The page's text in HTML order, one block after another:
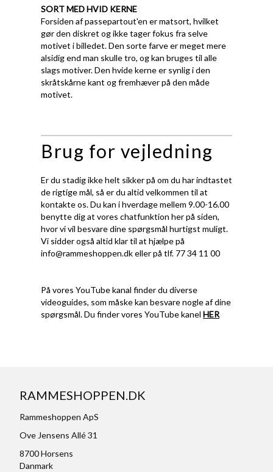
SORT MED HVID KERNE
Forsiden af passepartout'en er matsort, hvilket
gør den diskret og ikke tager fokus fra selve
motivet i billedet. Den sorte farve er meget mere
alsidig end man skulle tro, og kan bruges til alle
slags motiver. Den hvide kerne er synlig i den
skråtskårne kant og fremhæver på den måde
motivet.
Brug for vejledning
Er du stadig ikke helt sikker på om du har indtastet
de rigtige mål, så er du altid velkommen til at
kontakte os. Du kan i hverdage mellem 9.00-16.00
benytte dig at vores chatfunktion her på siden,
hvor vi vil besvare dine spørgsmål hurtigst muligt.
Vi sidder også altid klar til at hjælpe på
info@rammeshoppen.dkeller på tlf. 77 34 11 00
På vores YouTube kanal finder du diverse
videoguides, som måske kan besvare nogle af dine
spørgsmål. Du finder vores YouTube kanel HER
RAMMESHOPPEN.DK
Rammeshoppen ApS
Ove Jensens Allé 31
8700 Horsens
Danmark